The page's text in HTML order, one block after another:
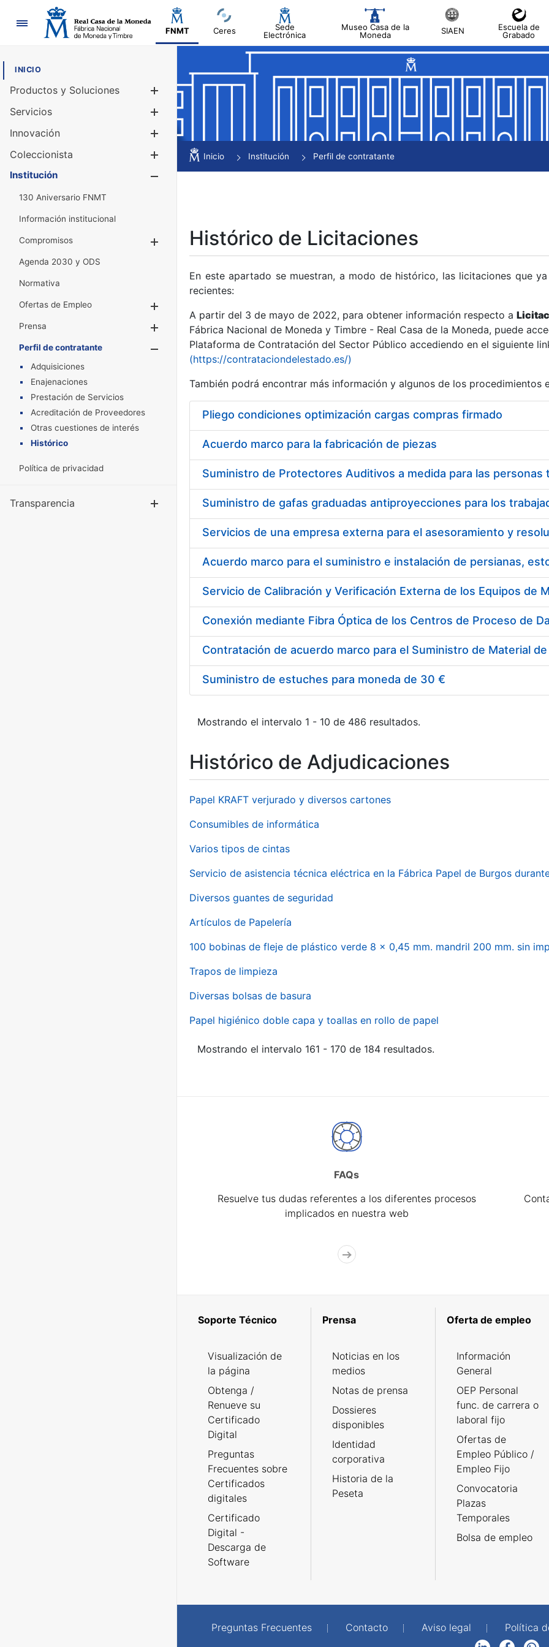
Navegación
FNMT Ceres
Sede
Electrónica
Museo Casa de la
Moneda
SIAEN
Escuela de
Grabado
INICIO
Productos y Soluciones
Mostrar/Ocultar
Servicios
Innovación
Coleccionista
Mostrar/Ocultar
Institución
130 Aniversario FNMT
Información institucional
Compromisos
Mostrar/Ocultar
Agenda 2030 y ODS
Normativa
Ofertas de Empleo
Prensa
Mostrar/Ocultar
Perfil de contratante
Mostrar/Ocultar
Adquisiciones
Enajenaciones
Prestación de Servicios
Acreditación de Proveedores
Otras cuestiones de interés
Histórico
Política de privacidad
Transparencia Mostrar/Ocultar
Inicio Institución Perfil de contratante
Histórico de Licitaciones
En este apartado se muestran, a modo de histórico, las licitaciones que
recientes:
A partir del 3 de mayo de 2022, para obtener información respecto a
Fábrica Nacional de Moneda y Timbre - Real Casa de la Moneda, puede
Plataforma de Contratación del Sector Público accediendo en el siguiente
(https://contrataciondelestado.es/)
También podrá encontrar más información y algunos de los procedimientos
Pliego condiciones optimización cargas compras firmado
Acuerdo marco para la fabricación de piezas
Acuerdo marco para el suministro e instalación de persianas,
Suministro de estuches para moneda de 30 €
Mostrando el intervalo 1 - 10 de 486 resultados.
Histórico de Adjudicaciones
Papel KRAFT verjurado y diversos cartones
Consumibles de informática
Varios tipos de cintas
Servicio de asistencia técnica eléctrica en la Fábrica Papel de Burgos
Diversos guantes de seguridad
Artículos de Papelería
100 bobinas de fleje de plástico verde 8 x 0,45 mm. mandril 200 mm. sin
Trapos de limpieza
Diversas bolsas de basura
Papel higiénico doble capa y toallas en rollo de papel
Mostrando el intervalo 161 - 170 de 184 resultados.
FAQs
Resuelve tus dudas referentes a los diferentes procesos
implicados en nuestra web
Soporte Técnico
Visualización de
la página
Obtenga /
Renueve su
Certificado
Digital
Preguntas
Frecuentes sobre
Certificados
digitales
Certificado
Digital -
Descarga de
Software
Prensa
Noticias en los
medios
Notas de prensa
Dossieres
disponibles
Identidad
corporativa
Historia de la
Peseta
Oferta de empleo
Información
General
OEP Personal
func. de carrera o
laboral fijo
Ofertas de
Empleo Público /
Empleo Fijo
Convocatoria
Plazas
Temporales
Bolsa de empleo
Preguntas Frecuentes Contacto Aviso legal Política